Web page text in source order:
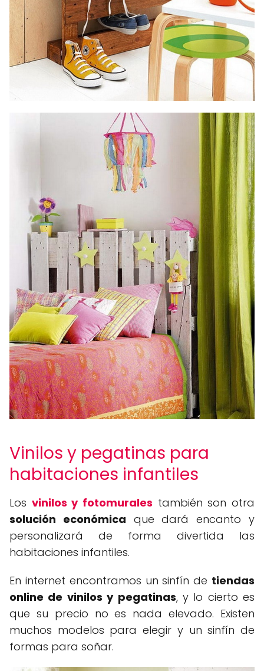
Vinilos y pegatinas para
habitaciones infantiles
Los vinilos y fotomurales también son otra
solución económica que dará encanto y
personalizará de forma divertida las
habitaciones infantiles.
En internet encontramos un sinfín de tiendas
online de vinilos y pegatinas, y lo cierto es
que su precio no es nada elevado. Existen
muchos modelos para elegir y un sinfín de
formas para soñar.